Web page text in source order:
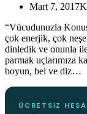
Mart 7, 2017
“Vücudunuzla
çok enerjik, çok
dinledik ve onunla
parmak uçlarımıza
boyun, bel ve diz…
beyniniz
YENI
KITAP
ÜCRETSIZ